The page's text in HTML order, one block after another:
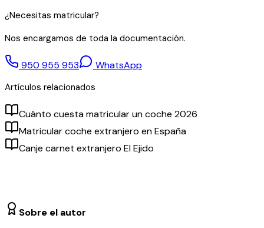
¿Necesitas matricular?
Nos encargamos de toda la documentación.
950 955 953 WhatsApp
Artículos relacionados
Cuánto cuesta matricular un coche 2026
Matricular coche extranjero en España
Canje carnet extranjero El Ejido
Sobre el autor